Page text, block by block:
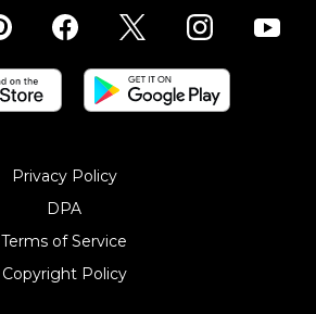
Privacy Policy
DPA
Terms of Service
Copyright Policy‎